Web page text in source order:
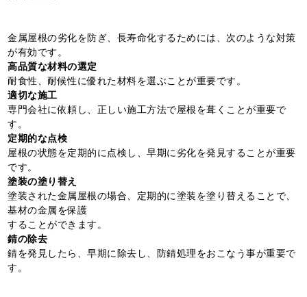
金属屋根の劣化を防ぎ、長寿命化するためには、次のような対策
が有効です。
高品質な材料の選定
耐食性、耐候性に優れた材料を選ぶことが重要です。
適切な施工
専門会社に依頼し、正しい施工方法で屋根を葺くことが重要で
す。
定期的な点検
屋根の状態を定期的に点検し、早期に劣化を発見することが重要
です。
塗装の塗り替え
塗装された金属屋根の場合、定期的に塗装を塗り替えることで、
基材の金属を保護
することができます。
錆の除去
錆を発見したら、早期に除去し、防錆処理をおこなう事が重要で
す。